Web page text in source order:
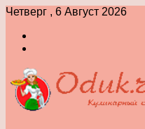
Четверг , 6 Август 2026